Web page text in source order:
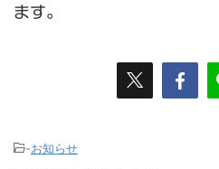
ます。
-お知らせ